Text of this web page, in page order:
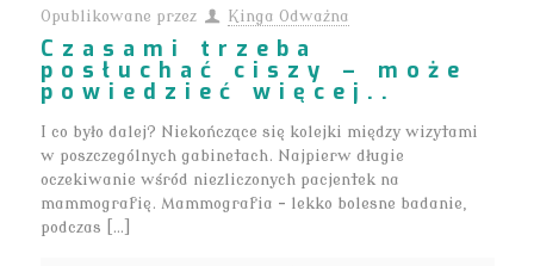
Opublikowane przez Kinga Odważna
Czasami trzeba
posłuchać ciszy – może
powiedzieć więcej..
I co było dalej? Niekończące się kolejki między wizytami
w poszczególnych gabinetach. Najpierw długie
oczekiwanie wśród niezliczonych pacjentek na
mammografię. Mammografia – lekko bolesne badanie,
podczas […]